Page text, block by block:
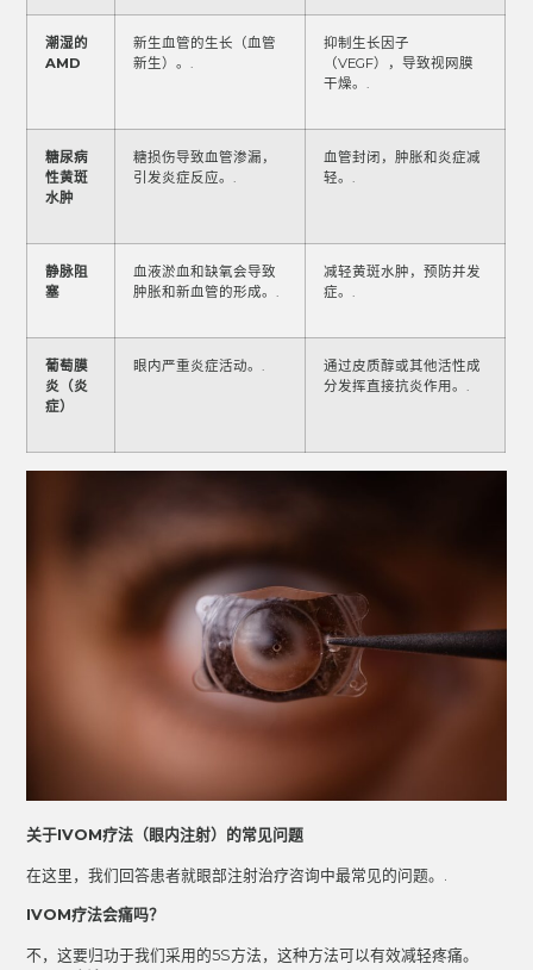
潮湿的
AMD
新生血管的生长（血管
新生）。.
抑制生长因子
（VEGF），导致视网膜
干燥。.
糖尿病
性黄斑
水肿
糖损伤导致血管渗漏，
引发炎症反应。.
血管封闭，肿胀和炎症减
轻。.
静脉阻
塞
血液淤血和缺氧会导致
肿胀和新血管的形成。.
减轻黄斑水肿，预防并发
症。.
葡萄膜
炎（炎
症）
眼内严重炎症活动。.
通过皮质醇或其他活性成
分发挥直接抗炎作用。.
关于IVOM疗法（眼内注射）的常见问题
在这里，我们回答患者就眼部注射治疗咨询中最常见的问题。.
IVOM疗法会痛吗？
不，这要归功于我们采用的5S方法，这种方法可以有效减轻疼痛。